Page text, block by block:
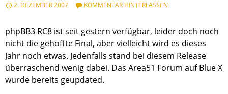
2. DEZEMBER 2007 KOMMENTAR HINTERLASSEN
phpBB3 RC8 ist seit gestern verfügbar, leider doch noch
nicht die gehoffte Final, aber vielleicht wird es dieses
Jahr noch etwas. Jedenfalls stand bei diesem Release
überraschend wenig dabei. Das Area51 Forum auf Blue X
wurde bereits geupdated.